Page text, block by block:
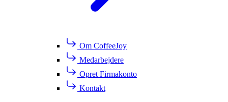
Om CoffeeJoy
Medarbejdere
Opret Firmakonto
Kontakt